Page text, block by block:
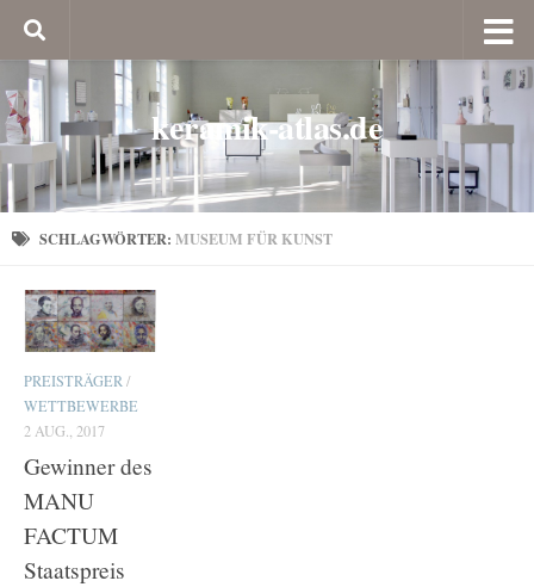
keramik-atlas.de
SCHLAGWÖRTER: MUSEUM FÜR KUNST
PREISTRÄGER/
WETTBEWERBE
2 AUG., 2017
Gewinner des
MANU
FACTUM
Staatspreis